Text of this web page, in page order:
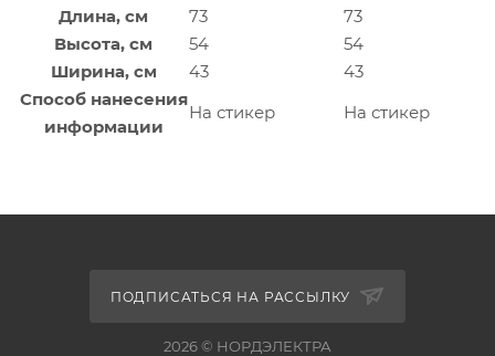
Длина, см
73
73
Высота, см
54
54
Ширина, см
43
43
Способ нанесения
информации
На стикер На стикер
ПОДПИСАТЬСЯ НА РАССЫЛКУ
2026 © НОРДЭЛЕКТРА